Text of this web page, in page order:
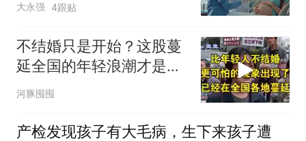
大永强 4跟贴
不结婚只是开始？这股蔓
延全国的年轻浪潮才是真
正的定时炸弹 (1)
河豚囤囤
产检发现孩子有大毛病，生下来孩子遭